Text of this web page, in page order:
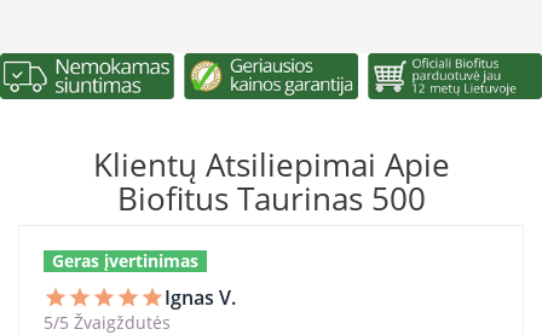
Klientų Atsiliepimai Apie
Biofitus Taurinas 500
Geras įvertinimas
star star star star starIgnas V.
5/5 Žvaigždutės